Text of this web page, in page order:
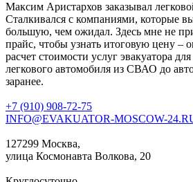
Максим Аристархов заказывал
Сталкивался с компаниями, которые
большую, чем ожидал. Здесь мне не
прайс, чтобы узнать итоговую цену –
расчет стоимости услуг эвакуатора
легкового автомобиля из СВАО до
заранее.
+7 (910) 908-72-75
INFO@EVAKUATOR-MOSCOW-
127299 Москва,
улица Космонавта Волкова, 20